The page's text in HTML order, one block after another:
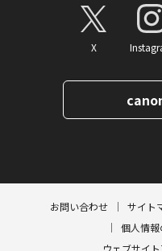
X
お問い合わせ サイト
個人情